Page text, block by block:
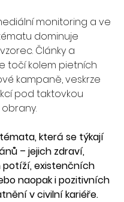
monitoring a ve
dominuje
Články a
točí kolem pietních
kampaně, veskrze
pod taktovkou
která se týkají
– jejich zdraví,
potíží, existenčních
naopak i pozitivních
v civilní kariéře.